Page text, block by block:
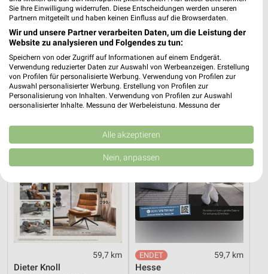
8,2 km
Angebote ab 03.08.
59,7 km
Wohnen Spezial
XXXLutz
59,7 km
Dieter Knoll
XXXLutz
59,7 km
Hesse
Sie Ihre Einwilligung widerrufen. Diese Entscheidungen werden unseren
Partnern mitgeteilt und haben keinen Einfluss auf die Browserdaten.
Wir und unsere Partner verarbeiten Daten, um die Leistung der
Website zu analysieren und Folgendes zu tun:
Speichern von oder Zugriff auf Informationen auf einem Endgerät.
Verwendung reduzierter Daten zur Auswahl von Werbeanzeigen. Erstellung
von Profilen für personalisierte Werbung. Verwendung von Profilen zur
Auswahl personalisierter Werbung. Erstellung von Profilen zur
Personalisierung von Inhalten. Verwendung von Profilen zur Auswahl
personalisierter Inhalte. Messung der Werbeleistung. Messung der
Kombinationen von Daten aus verschiedenen Quellen. Entwicklung und
Verbesserung der Angebote. Verwendung reduzierter Daten zur Auswahl
von Inhalten.
Daten können außerhalb der Europäischen Union weitergegeben und in die
USA gesendet werden.
Website/App.
Partnerliste anzeigen (1 IAB-Anbieter)
Wir nutzen Ihre Daten für folgende Zwecke:
IAB-Verarbeitungszwecke:
Speichern von oder Zugriff auf Informationen
auf einem Endgerät
Alle akzeptieren
Nein, anpassen